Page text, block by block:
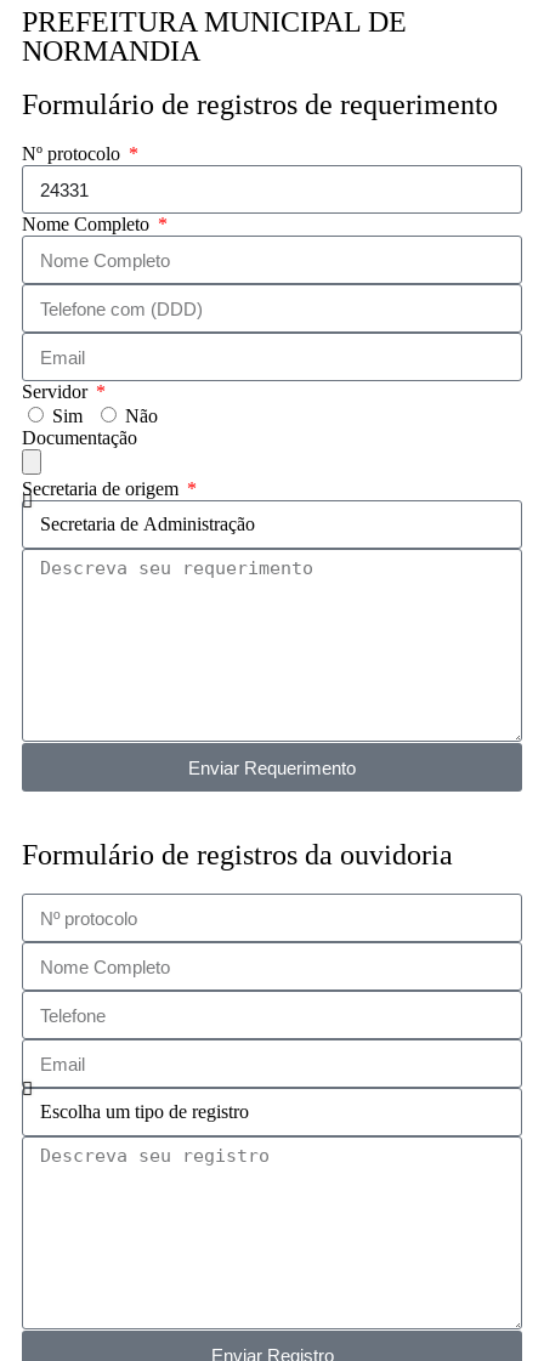
PREFEITURA MUNICIPAL DE
NORMANDIA
Formulário de registros de requerimento
Nº protocolo
Nome Completo
Servidor
Sim
Não
Documentação
Secretaria de origem
Enviar Requerimento
Formulário de registros da ouvidoria
Enviar Registro